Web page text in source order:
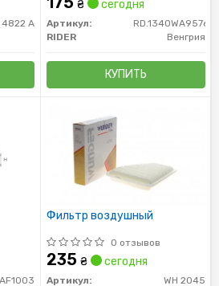
4822 A
₴ сегодня
Артикул:
RD.1340WA9576
RIDER
Венгрия
КУПИТЬ
AF1003
Фильтр воздушный
0 отзывов
235 ₴ сегодня
Артикул:
WH 2045